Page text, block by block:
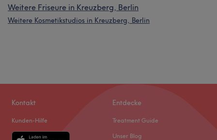
Weitere Friseure in Kreuzberg, Berlin
Weitere Kosmetikstudios in Kreuzberg, Berlin
Kontakt
Kunden-Hilfe
Entdecke
Treatment Guide
Unser Blog